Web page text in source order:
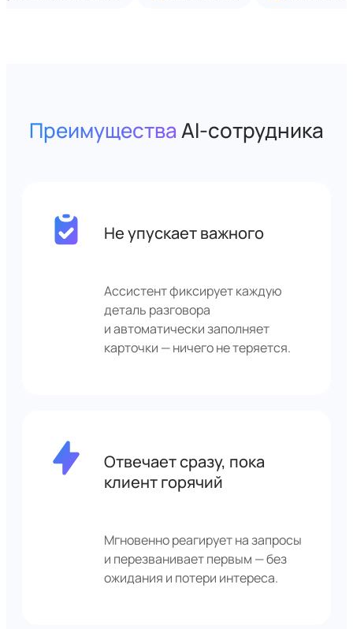
ПреимуществаAI-сотрудника
Не упускает важного
Ассистент фиксирует каждую
деталь разговора
и автоматически заполняет
карточки — ничего не теряется.
Отвечает сразу, пока
клиент горячий
Мгновенно реагирует на запросы
и перезванивает первым — без
ожидания и потери интереса.